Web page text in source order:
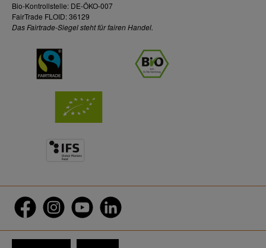
Bio-Kontrollstelle: DE-ÖKO-007
FairTrade FLOID: 36129
Das Fairtrade-Siegel steht für fairen Handel.
FacebookInstagramYouTube LinkedIn